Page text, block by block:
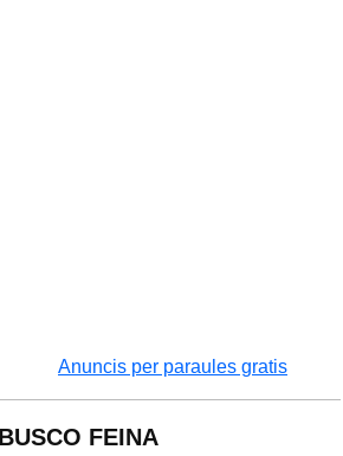
Anuncis per paraules gratis
BUSCO FEINA